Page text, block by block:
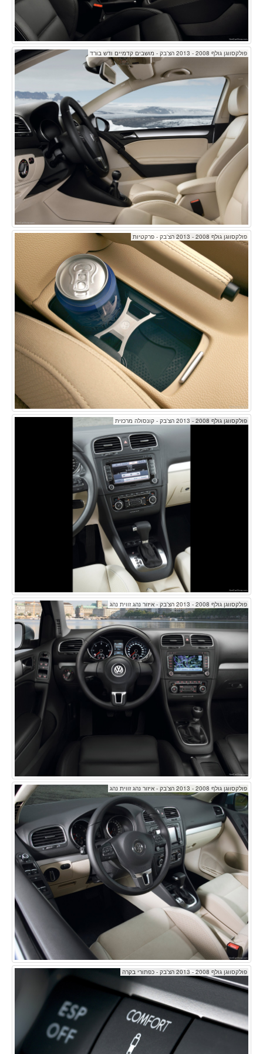
פולקסווגן גולף 2008 - 2013 הצ'בק - מושבים קדמיים ודש בורד
פולקסווגן גולף 2008 - 2013 הצ'בק - פרקטיות
פולקסווגן גולף 2008 - 2013 הצ'בק - קונסולה מרכזית
פולקסווגן גולף 2008 - 2013 הצ'בק - איזור נהג זווית נהג
פולקסווגן גולף 2008 - 2013 הצ'בק - איזור נהג זווית נהג
פולקסווגן גולף 2008 - 2013 הצ'בק - כפתורי בקרה